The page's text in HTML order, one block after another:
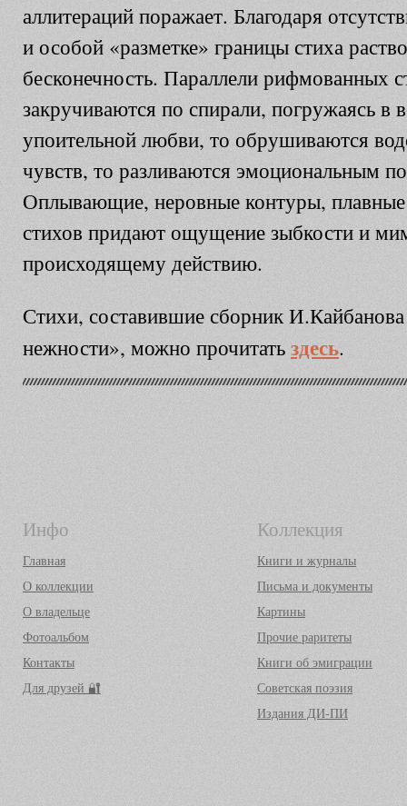
аллитераций поражает. Благодаря
и особой «разметке» границы стиха
бесконечность. Параллели рифмованных
закручиваются по спирали, погружаясь в
упоительной любви, то обрушиваются
чувств, то разливаются эмоциональным
Оплывающие, неровные контуры,
стихов придают ощущение зыбкости и
происходящему действию.
Стихи, составившие сборник
нежности», можно прочитатьздесь.
Инфо
Главная
О коллекции
О владельце
Фотоальбом
Контакты
Для друзей 🔐
Коллекция
Книги и журналы
Письма и документы
Картины
Прочие раритеты
Книги об эмиграции
Советская поэзия
Издания ДИ-ПИ